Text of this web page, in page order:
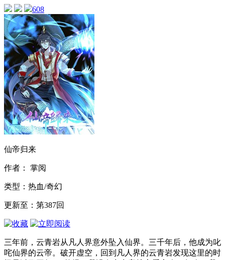
608
仙帝归来
作者： 掌阅
类型：热血/奇幻
更新至：第387回
三年前，云青岩从凡人界意外坠入仙界。三千年后，他成为叱
咤仙界的云帝。破开虚空，回到凡人界的云青岩发现这里的时